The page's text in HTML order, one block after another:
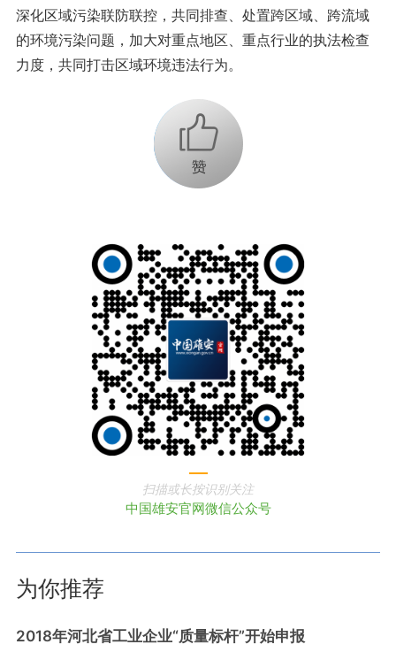
深化区域污染联防联控，共同排查、处置跨区域、跨流域
的环境污染问题，加大对重点地区、重点行业的执法检查
力度，共同打击区域环境违法行为。
+1
扫描或长按识别关注
中国雄安官网微信公众号
为你推荐
2018年河北省工业企业“质量标杆”开始申报